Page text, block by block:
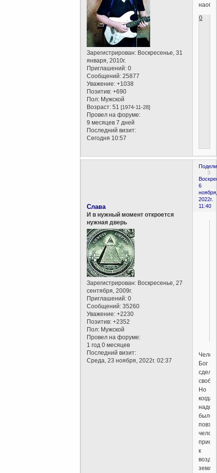
Зарегистрирован: Воскресенье, 31
января, 2010г.
Приглашений: 0
Сообщений: 25877
Уважение: +1038
Позитив: +690
Пол: Мужской
Возраст: 51[1974-11-28]
Провел на форуме:
9 месяцев 7 дней
Последний визит:
Сегодня 10:57
0
3
6
ноября,
2022г.
11:40
Слава
И в нужный момент откроется
нужная дверь
Зарегистрирован: Воскресенье, 27
сентября, 2009г.
Приглашений: 0
Сообщений: 35260
Уважение: +2230
Позитив: +2352
Пол: Мужской
Провел на форуме:
1 год 0 месяцев
Последний визит:
Среда, 23 ноября, 2022г. 02:37
Бог
Но
когда
надо
было
к
земли,